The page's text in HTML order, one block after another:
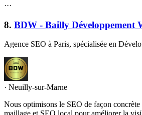
···
8. BDW - Bailly Développement
Agence SEO à Paris, spécialisée en
· Neuilly-sur-Marne
Nous optimisons le SEO de façon